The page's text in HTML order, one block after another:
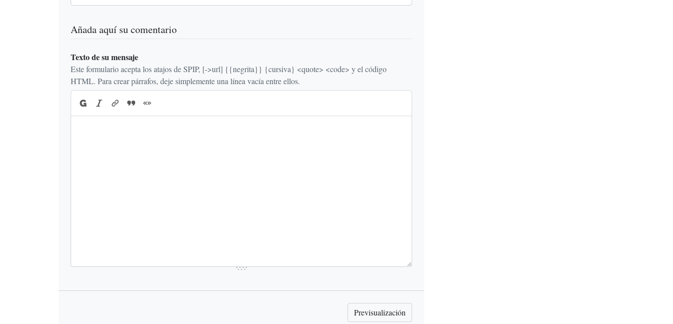
Añada aquí su comentario
Texto de su mensaje
Este formulario acepta los atajos de SPIP, [->url] {{negrita}} {cursiva} <quote> <code> y el código
HTML. Para crear párrafos, deje simplemente una línea vacía entre ellos.